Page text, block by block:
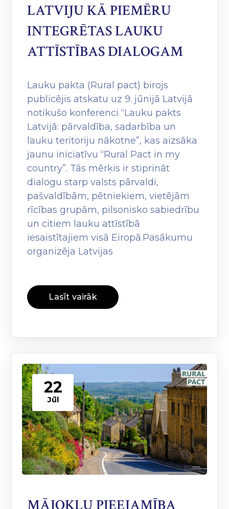
LATVIJU KĀ PIEMĒRU
INTEGRĒTAS LAUKU
ATTĪSTĪBAS DIALOGAM
Lauku pakta (Rural pact) birojs
publicējis atskatu uz 9. jūnijā Latvijā
notikušo konferenci “Lauku pakts
Latvijā: pārvaldība, sadarbība un
lauku teritoriju nākotne”, kas aizsāka
jaunu iniciatīvu “Rural Pact in my
country”. Tās mērķis ir stiprināt
dialogu starp valsts pārvaldi,
pašvaldībām, pētniekiem, vietējām
rīcības grupām, pilsonisko sabiedrību
un citiem lauku attīstībā
iesaistītajiem visā Eiropā.Pasākumu
organizēja Latvijas
Lasīt vairāk
22
Jūl
MĀJOKĻU PIEEJAMĪBA